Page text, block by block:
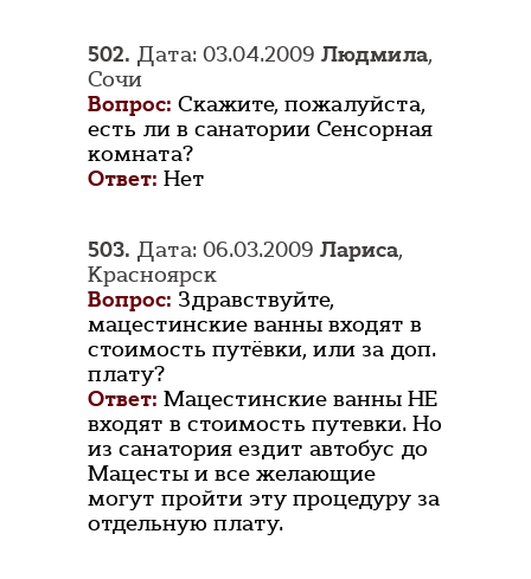
502. Дата: 03.04.2009 Людмила,
Сочи
Вопрос: Скажите, пожалуйста,
есть ли в санатории Сенсорная
комната?
Ответ: Нет
503. Дата: 06.03.2009 Лариса,
Красноярск
Вопрос: Здравствуйте,
мацестинские ванны входят в
стоимость путёвки, или за доп.
плату?
Ответ: Мацестинские ванны НЕ
входят в стоимость путевки. Но
из санатория ездит автобус до
Мацесты и все желающие
могут пройти эту процедуру за
отдельную плату.